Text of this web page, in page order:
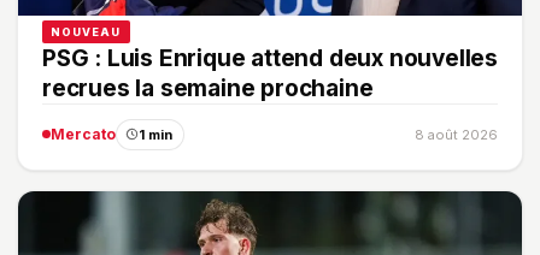
NOUVEAU
PSG : Luis Enrique attend deux nouvelles
recrues la semaine prochaine
Mercato 1 min 8 août 2026